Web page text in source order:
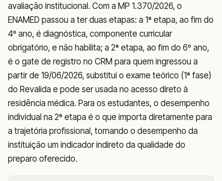
avaliação institucional. Com a MP 1.370/2026, o
ENAMED passou a ter duas etapas: a 1ª etapa, ao fim do
4º ano, é diagnóstica, componente curricular
obrigatório, e não habilita; a 2ª etapa, ao fim do 6º ano,
é o gate de registro no CRM para quem ingressou a
partir de 19/06/2026, substitui o exame teórico (1ª fase)
do Revalida e pode ser usada no acesso direto à
residência médica. Para os estudantes, o desempenho
individual na 2ª etapa é o que importa diretamente para
a trajetória profissional, tornando o desempenho da
instituição um indicador indireto da qualidade do
preparo oferecido.